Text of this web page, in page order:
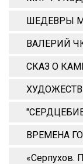
ШЕДЕВРЫ
ВАЛЕРИЙ
СКАЗ О
ВРЕМЕНА
«Серпухов.